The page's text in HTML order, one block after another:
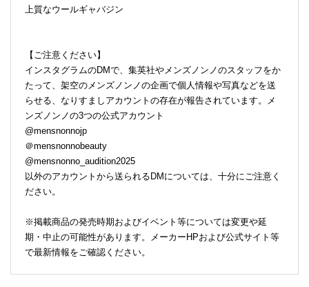
上質なウールギャバジン
【ご注意ください】
インスタグラムのDMで、集英社やメンズノンノのスタッフをか
たって、架空のメンズノンノの企画で個人情報や写真などを送
らせる、なりすましアカウントの存在が報告されています。メ
ンズノンノの3つの公式アカウント
@mensnonnojp
＠mensnonnobeauty
@mensnonno_audition2025
以外のアカウントから送られるDMについては、十分にご注意く
ださい。
※掲載商品の発売時期およびイベント等については変更や延
期・中止の可能性があります。メーカーHPおよび公式サイト等
で最新情報をご確認ください。